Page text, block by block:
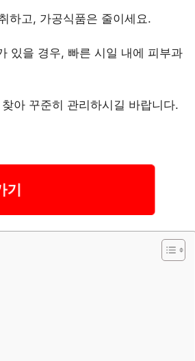
하고, 가공식품은 줄이세요.
있을 경우, 빠른 시일 내에 피부과
아 꾸준히 관리하시길 바랍니다.
기